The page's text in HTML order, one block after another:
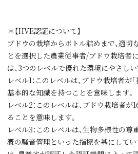
＊【HVE認証について】
ブドウの栽培からボトル詰めまで、適切
とを選択した農業従事者/ブドウ栽培者
は、3つのレベルで優れた環境にやさし
レベル1：このレベルは、ブドウ栽培者が
基本的な知識を持つことを意味します。
レベル2：このレベルは、ブドウ栽培者
ることを意味します。
レベル3：このレベルは、生物多様性の尊
漑の騒音管理といった指標を基にして